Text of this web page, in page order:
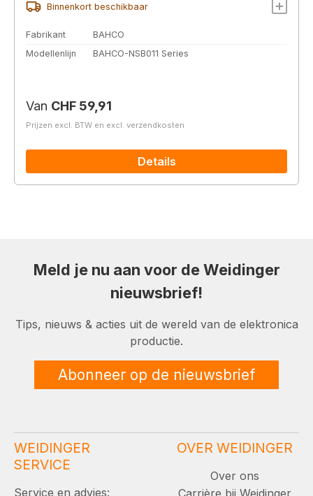
Binnenkort beschikbaar
Fabrikant
BAHCO
Modellenlijn
BAHCO-NSB011 Series
Normale prijs:
Van CHF 59,91
Prijzen excl. BTW en excl. verzendkosten
Details
Meld je nu aan voor de Weidinger
nieuwsbrief!
Tips, nieuws & acties uit de wereld van de elektronica
productie.
Abonneer op de nieuwsbrief
WEIDINGER
SERVICE
Service en advies:
OVER WEIDINGER
Over ons
Carrière bij Weidinger